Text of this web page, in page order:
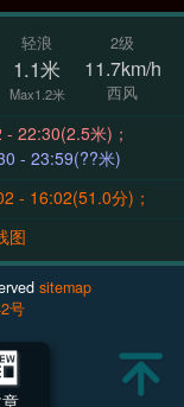
轻浪
1.1米
Max1.2米
2级
11.7km/h
西风
- 22:30(2.5米)；
- 23:59(??米)
- 16:02(51.0分)；
图
sitemap
号